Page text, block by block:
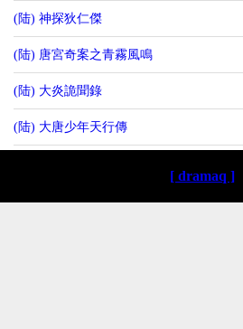
(陆) 神探狄仁傑
(陆) 唐宮奇案之青霧風鳴
(陆) 大炎詭聞錄
(陆) 大唐少年天行傳
[ dramaq ]